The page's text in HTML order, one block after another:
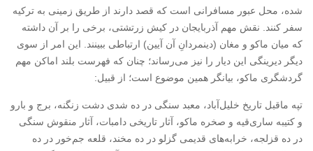
شده، محل عبور مسافرانی است که قصد دارند از طریق زمینی به ترکیه
سفر کنند. نقش مهم آذربایجان در کیش زرتشتی، برخی را بر آن داشته
که میان ماکو و مغان (دینمردانِ آن آیین) ارتباطی ببینند. این امر از سوی
دیگر دیرینگی این دیار را نیز می‌رساند؛ چنان که فهرست بلند اماکن مهم
گردشگری ماکو، بیانگر همین موضوع است؛ از قبیل:
تپه ماقبل تاریخ خلیل‌آباد، معبد سنگی در ده شدی دشت زنگنه، برج و بارو
و کتیبه ساری‌قیه و صخره ماکو، آثار تاریخی دامبات، آثار منقوش سنگی
در ده قزلجه، خرابه‌های قدیمی گزلو در ده مخند، قلعه جم‌خور در ده